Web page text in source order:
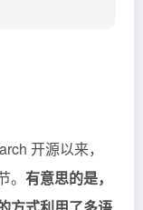
开源以来，
有意思的是，